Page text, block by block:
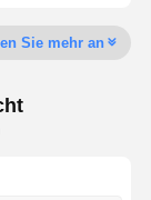
Sie mehr an